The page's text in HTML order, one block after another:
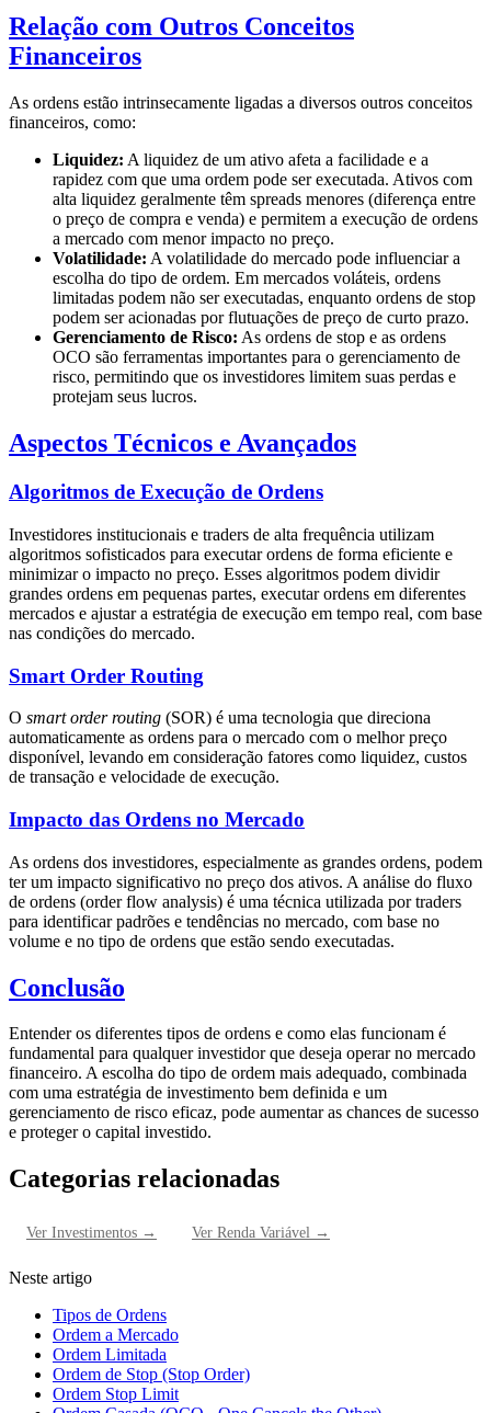
Relação com Outros Conceitos
Financeiros
As ordens estão intrinsecamente ligadas a diversos outros conceitos
financeiros, como:
Liquidez: A liquidez de um ativo afeta a facilidade e a
rapidez com que uma ordem pode ser executada. Ativos com
alta liquidez geralmente têm spreads menores (diferença entre
o preço de compra e venda) e permitem a execução de ordens
a mercado com menor impacto no preço.
Volatilidade: A volatilidade do mercado pode influenciar a
escolha do tipo de ordem. Em mercados voláteis, ordens
limitadas podem não ser executadas, enquanto ordens de stop
podem ser acionadas por flutuações de preço de curto prazo.
Gerenciamento de Risco: As ordens de stop e as ordens
OCO são ferramentas importantes para o gerenciamento de
risco, permitindo que os investidores limitem suas perdas e
protejam seus lucros.
Aspectos Técnicos e Avançados
Algoritmos de Execução de Ordens
Investidores institucionais e traders de alta frequência utilizam
algoritmos sofisticados para executar ordens de forma eficiente e
minimizar o impacto no preço. Esses algoritmos podem dividir
grandes ordens em pequenas partes, executar ordens em diferentes
mercados e ajustar a estratégia de execução em tempo real, com base
nas condições do mercado.
Smart Order Routing
O smart order routing (SOR) é uma tecnologia que direciona
automaticamente as ordens para o mercado com o melhor preço
disponível, levando em consideração fatores como liquidez, custos
de transação e velocidade de execução.
Impacto das Ordens no Mercado
As ordens dos investidores, especialmente as grandes ordens, podem
ter um impacto significativo no preço dos ativos. A análise do fluxo
de ordens (order flow analysis) é uma técnica utilizada por traders
para identificar padrões e tendências no mercado, com base no
volume e no tipo de ordens que estão sendo executadas.
Conclusão
Entender os diferentes tipos de ordens e como elas funcionam é
fundamental para qualquer investidor que deseja operar no mercado
financeiro. A escolha do tipo de ordem mais adequado, combinada
com uma estratégia de investimento bem definida e um
gerenciamento de risco eficaz, pode aumentar as chances de sucesso
e proteger o capital investido.
Categorias relacionadas
Ver Investimentos → Ver Renda Variável →
Neste artigo
Tipos de Ordens
Ordem a Mercado
Ordem Limitada
Ordem de Stop (Stop Order)
Ordem Stop Limit